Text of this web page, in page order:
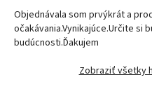
Objednávala som prvýkrát a
očakávania.Vynikajúce.Určite si
budúcnosti.Ďakujem
Zobraziť všetky